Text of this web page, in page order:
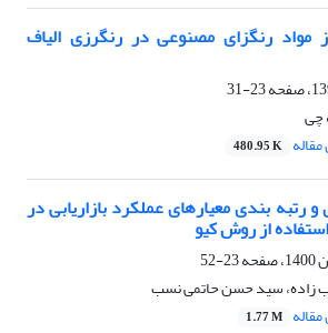
مواد رنگزای مصنوعی در رنگرزی الیاف
23-31
چی
480.95 K
رتبه بندی معیارهای عملکرد بازاریابی در
از روش کیو
23-52
زاده، سید حسن حاتمی نسب
1.77 M